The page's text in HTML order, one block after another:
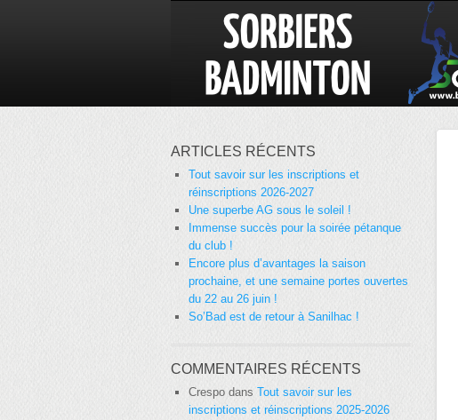
ARTICLES RÉCENTS
Tout savoir sur les inscriptions et
réinscriptions 2026-2027
Une superbe AG sous le soleil !
Immense succès pour la soirée pétanque
du club !
Encore plus d’avantages la saison
prochaine, et une semaine portes ouvertes
du 22 au 26 juin !
So’Bad est de retour à Sanilhac !
COMMENTAIRES RÉCENTS
Crespo dans Tout savoir sur les
inscriptions et réinscriptions 2025-2026